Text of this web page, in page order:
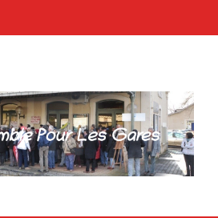
ENSEMBLE
LES GARES